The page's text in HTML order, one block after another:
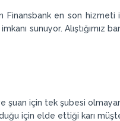
Finansbank en son
imkanı sunuyor. Alıştığımız
şuan için tek şubesi
için elde ettiği karı